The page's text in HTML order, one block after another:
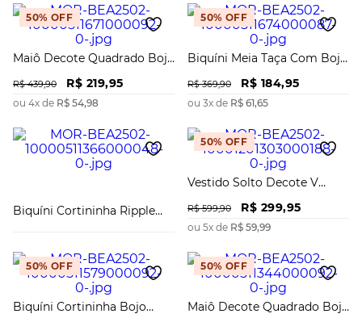
50% OFF
Maiô Decote Quadrado Bojo
R$ 439,90 R$ 219,95
ou 4x de R$ 54,98
50% OFF
Biquíni Meia Taça Com Bojo
R$ 369,90 R$ 184,95
ou 3x de R$ 61,65
Biquíni Cortininha Ripple
50% OFF
Vestido Solto Decote V
R$ 599,90 R$ 299,95
ou 5x de R$ 59,99
50% OFF
Biquíni Cortininha Bojo
50% OFF
Maiô Decote Quadrado Bojo